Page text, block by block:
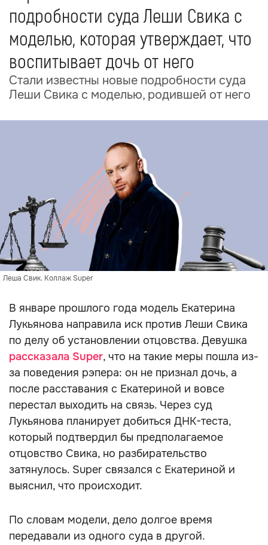
подробности суда Леши Свика с
моделью, которая утверждает, что
воспитывает дочь от него
Стали известны новые подробности суда
Леши Свика с моделью, родившей от него
Леша Свик. Коллаж Super
В январе прошлого года модель Екатерина
Лукьянова направила иск против Леши Свика
по делу об установлении отцовства. Девушка
рассказала Super, что на такие меры пошла из-
за поведения рэпера: он не признал дочь, а
после расставания с Екатериной и вовсе
перестал выходить на связь. Через суд
Лукьянова планирует добиться ДНК-теста,
который подтвердил бы предполагаемое
отцовство Свика, но разбирательство
затянулось. Super связался с Екатериной и
выяснил, что происходит.
По словам модели, дело долгое время
передавали из одного суда в другой.